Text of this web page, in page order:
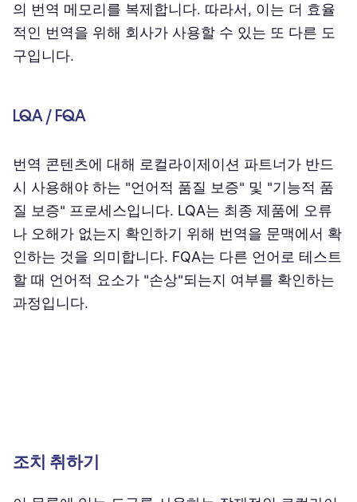
의 번역 메모리를 복제합니다. 따라서, 이는 더 효율
적인 번역을 위해 회사가 사용할 수 있는 또 다른 도
구입니다.
LQA / FQA
번역 콘텐츠에 대해 로컬라이제이션 파트너가 반드
시 사용해야 하는 "언어적 품질 보증" 및 "기능적 품
질 보증" 프로세스입니다. LQA는 최종 제품에 오류
나 오해가 없는지 확인하기 위해 번역을 문맥에서 확
인하는 것을 의미합니다. FQA는 다른 언어로 테스트
할 때 언어적 요소가 "손상"되는지 여부를 확인하는
과정입니다.
조치 취하기